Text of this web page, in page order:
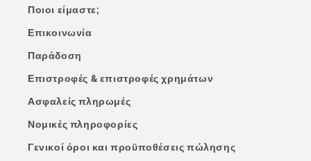
Ποιοι είμαστε;
Επικοινωνία
Παράδοση
Επιστροφές & επιστροφές χρημάτων
Ασφαλείς πληρωμές
Νομικές πληροφορίες
Γενικοί όροι και προϋποθέσεις πώλησης